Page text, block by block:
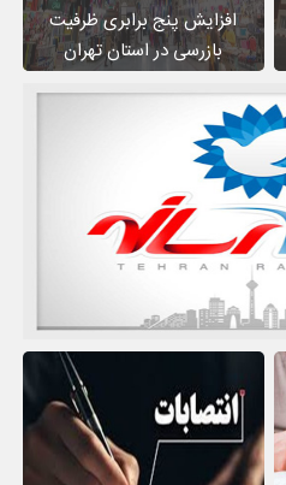
افزایش پنج برابری ظرفیت
بازرسی در استان تهران